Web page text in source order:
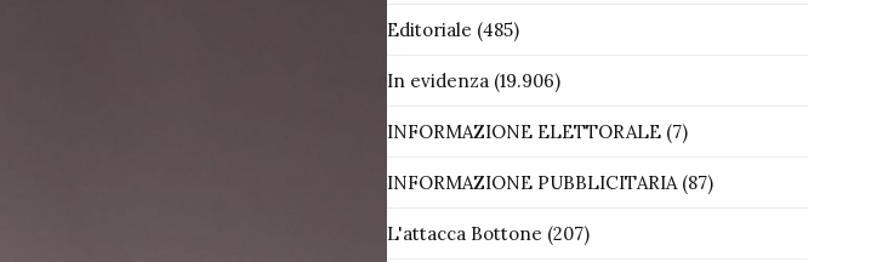
Editoriale (485)
In evidenza(19.906)
INFORMAZIONE ELETTORALE(7)
INFORMAZIONE PUBBLICITARIA(87)
L'attacca Bottone (207)